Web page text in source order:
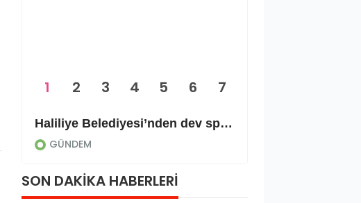
Haliliye Belediyesi’nden dev spor yatırımı: Okçuluk sahası ve kapalı salon yapılıyor
GÜNDEM
1 2 3 4 5 6 7
SON DAKİKA HABERLERİ